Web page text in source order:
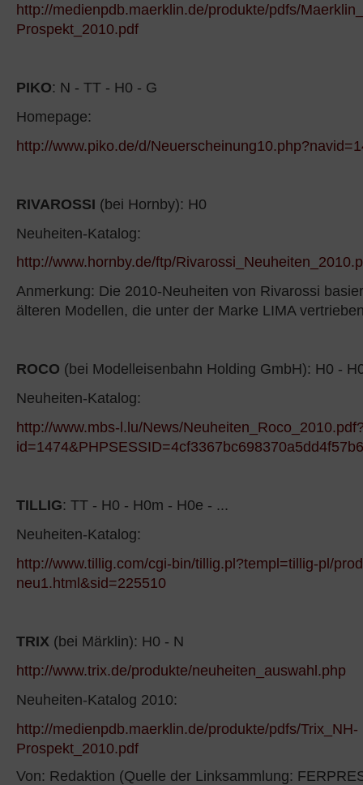
http://medienpdb.maerklin.de/produkte/pdfs/
Prospekt_2010.pdf
PIKO: N - TT - H0 - G
Homepage:
http://www.piko.de/d/
RIVAROSSI (bei Hornby): H0
Neuheiten-Katalog:
http://www.hornby.de/ftp/
Anmerkung: Die 2010-Neuheiten von Rivarossi
älteren Modellen, die unter der Marke LIMA
ROCO (bei Modelleisenbahn Holding GmbH): H0 -
Neuheiten-Katalog:
http://www.mbs-l.lu/News/
TILLIG: TT - H0 - H0m - H0e - ...
Neuheiten-Katalog:
http://www.tillig.com/cgi-bin/tillig.pl?templ=tillig-pl/
neu1.html&sid=225510
TRIX (bei Märklin): H0 - N
http://www.trix.de/produkte/neuheiten_auswahl.php
Neuheiten-Katalog 2010:
http://medienpdb.maerklin.de/produkte/pdfs/Trix_NH-
Prospekt_2010.pdf
Von: Redaktion (Quelle der Linksammlung: